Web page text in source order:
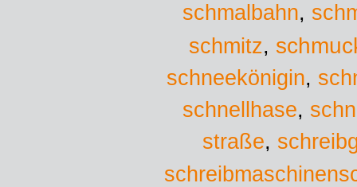
schmalbahn,
schmitz,
schneekönigin,
schnellhase,
straße,